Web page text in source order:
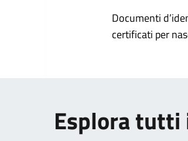
Documenti
certificati per
Esplora tutti